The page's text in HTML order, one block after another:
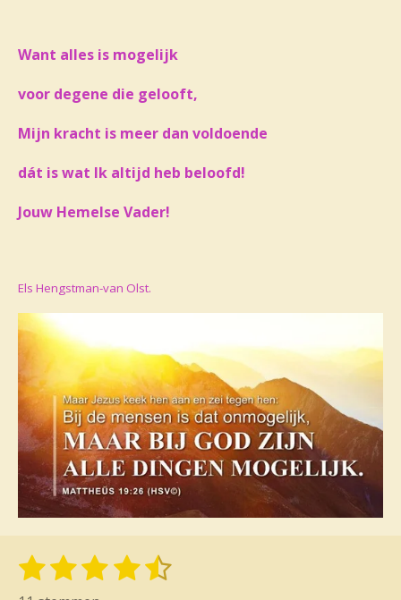
Want alles is mogelijk
voor degene die gelooft,
Mijn kracht is meer dan voldoende
dát is wat Ik altijd heb beloofd!
Jouw Hemelse Vader!
Els Hengstman-van Olst.
R
1 2 3 4 5
S